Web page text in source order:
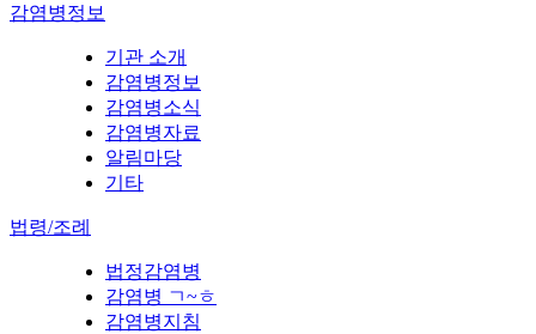
감염병정보
기관 소개
감염병정보
감염병소식
감염병자료
알림마당
기타
법령/조례
법정감염병
감염병 ㄱ~ㅎ
감염병지침